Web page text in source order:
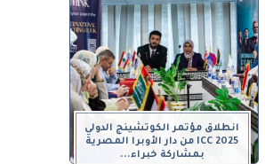
انطلاق مؤتمر الكوتشينج الدولي
ICC 2025 من دار الأوبرا المصرية
بمشاركة خبراء...